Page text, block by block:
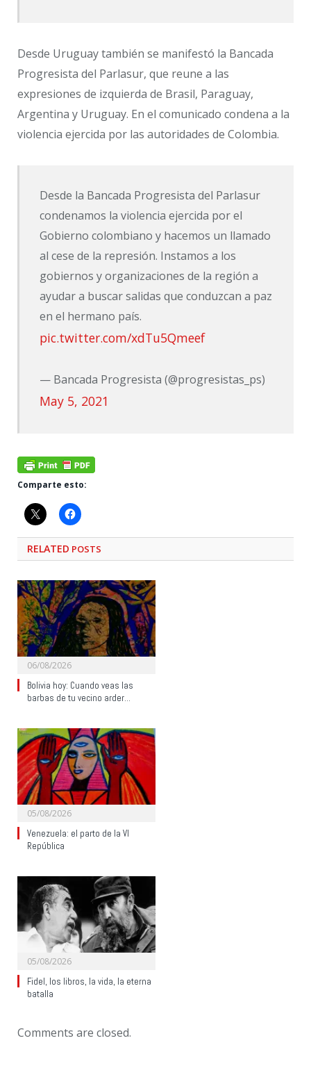
Desde Uruguay también se manifestó la Bancada
Progresista del Parlasur, que reune a las
expresiones de izquierda de Brasil, Paraguay,
Argentina y Uruguay. En el comunicado condena a la
violencia ejercida por las autoridades de Colombia.
Desde la Bancada Progresista del Parlasur
condenamos la violencia ejercida por el
Gobierno colombiano y hacemos un llamado
al cese de la represión. Instamos a los
gobiernos y organizaciones de la región a
ayudar a buscar salidas que conduzcan a paz
en el hermano país.
pic.twitter.com/xdTu5Qmeef
— Bancada Progresista (@progresistas_ps)
May 5, 2021
Comparte esto:
RELATED POSTS
06/08/2026
Bolivia hoy: Cuando veas las
barbas de tu vecino arder…
05/08/2026
Venezuela: el parto de la VI
República
05/08/2026
Fidel, los libros, la vida, la eterna
batalla
Comments are closed.